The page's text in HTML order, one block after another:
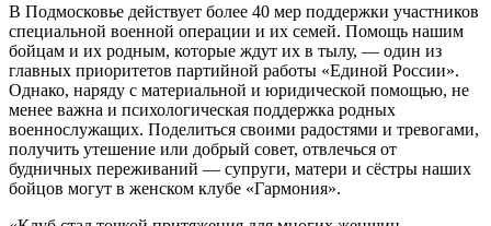
В Подмосковье действует более 40 мер поддержки участников
специальной военной операции и их семей. Помощь нашим
бойцам и их родным, которые ждут их в тылу, — один из
главных приоритетов партийной работы «Единой России».
Однако, наряду с материальной и юридической помощью, не
менее важна и психологическая поддержка родных
военнослужащих. Поделиться своими радостями и тревогами,
получить утешение или добрый совет, отвлечься от
будничных переживаний — супруги, матери и сёстры наших
бойцов могут в женском клубе «Гармония».